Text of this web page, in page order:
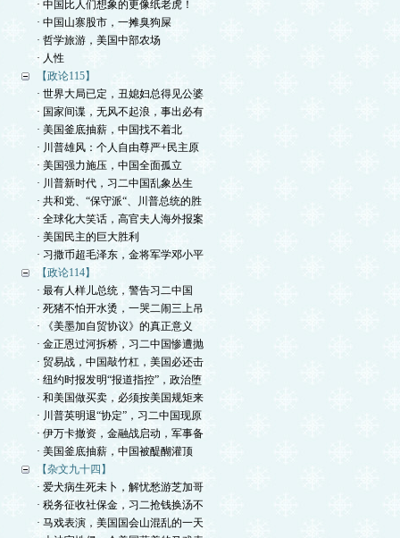
· 中国比人们想象的更像纸老虎！
· 中国山寨股市，一摊臭狗屎
· 哲学旅游，美国中部农场
· 人性
【政论115】
· 世界大局已定，丑媳妇总得见公婆
· 国家间谍，无风不起浪，事出必有
· 美国釜底抽薪，中国找不着北
· 川普雄风：个人自由尊严+民主原
· 美国强力施压，中国全面孤立
· 川普新时代，习二中国乱象丛生
· 共和党、“保守派“、川普总统的胜
· 全球化大笑话，高官夫人海外报案
· 美国民主的巨大胜利
· 习撒币超毛泽东，金将军学邓小平
【政论114】
· 最有人样儿总统，警告习二中国
· 死猪不怕开水烫，一哭二闹三上吊
· 《美墨加自贸协议》的真正意义
· 金正恩过河拆桥，习二中国惨遭抛
· 贸易战，中国敲竹杠，美国必还击
· 纽约时报发明“报道指控”，政治堕
· 和美国做买卖，必须按美国规矩来
· 川普英明退“协定”，习二中国现原
· 伊万卡撤资，金融战启动，军事备
· 美国釜底抽薪，中国被醍醐灌顶
【杂文九十四】
· 爱犬病生死未卜，解忧愁游芝加哥
· 税务征收社保金，习二抢钱换汤不
· 马戏表演，美国国会山混乱的一天